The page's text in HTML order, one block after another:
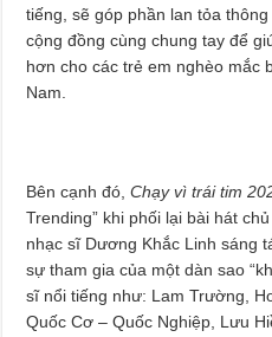
tiếng, sẽ góp phần lan tỏa
cộng đồng cùng chung tay để
hơn cho các trẻ em nghèo mắc
Nam.
Bên cạnh đó,Chạy vì trái tim
Trending” khi phối lại bài hát
nhạc sĩ Dương Khắc Linh sáng
sự tham gia của một dàn sao
sĩ nổi tiếng như: Lam Trường,
Quốc Cơ – Quốc Nghiệp, Lưu